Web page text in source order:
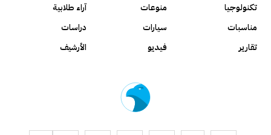
تكنولوجيا
منوعات
آراء طلابية
مناسبات
سيارات
دراسات
تقارير
فيديو الأرشيف